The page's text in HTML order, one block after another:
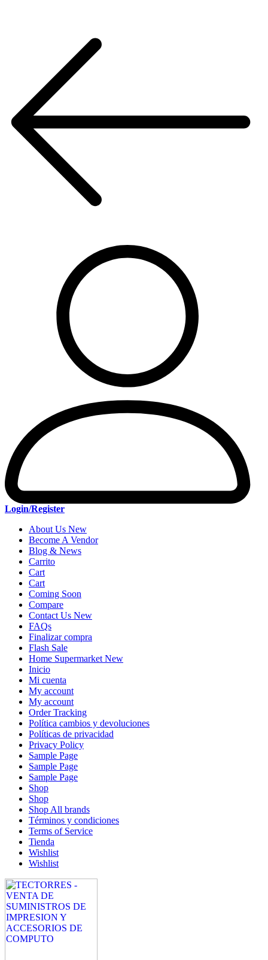
Login/Register
About Us New
Become A Vendor
Blog & News
Carrito
Cart
Cart
Coming Soon
Compare
Contact Us New
FAQs
Finalizar compra
Flash Sale
Home Supermarket New
Inicio
Mi cuenta
My account
My account
Order Tracking
Política cambios y devoluciones
Políticas de privacidad
Privacy Policy
Sample Page
Sample Page
Sample Page
Shop
Shop
Shop All brands
Términos y condiciones
Terms of Service
Tienda
Wishlist
Wishlist